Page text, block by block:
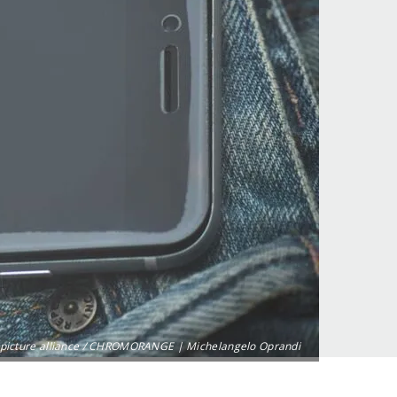
alliance / CHROMORANGE | Michelangelo Oprandi